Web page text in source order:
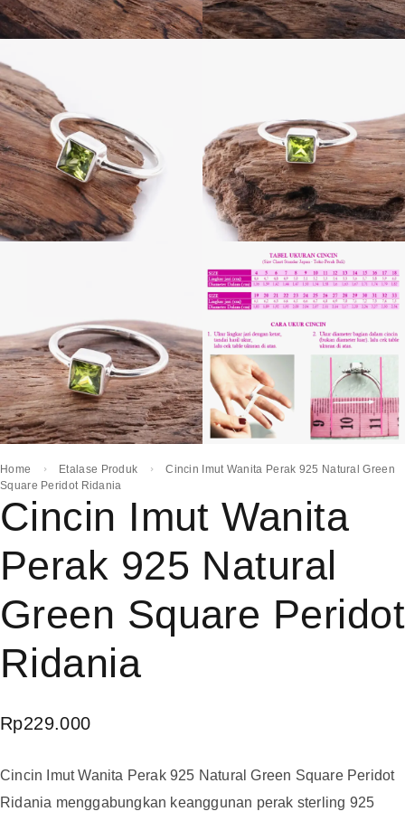
Home Etalase Produk
Cincin Imut Wanita Perak 925 Natural Green
Square Peridot Ridania
Cincin Imut Wanita
Perak 925 Natural
Green Square Peridot
Ridania
Rp229.000
Cincin Imut Wanita Perak 925 Natural Green Square Peridot
Ridania menggabungkan keanggunan perak sterling 925